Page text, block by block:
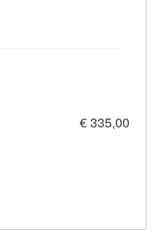
€ 335,00